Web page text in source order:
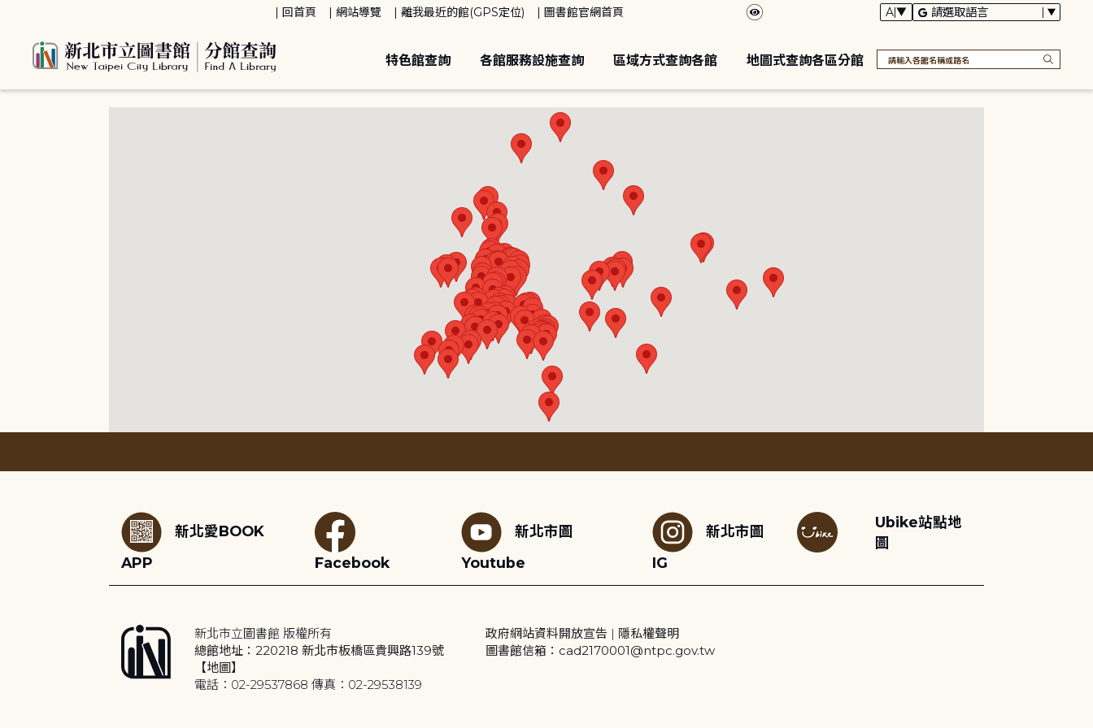
回首頁 網站導覽 離我最近的館(GPS定位) 圖書館官網首頁
特色館查詢 各館服務設施查詢 區域方式查詢各館 地圖式查詢各區分館
新北愛BOOK
APP
Facebook
新北市圖
Youtube
新北市圖
IG
Ubike站點地
圖
新北市立圖書館 版權所有
總館地址：220218 新北市板橋區貴興路139號
【地圖】
電話：02-29537868 傳真：02-29538139
政府網站資料開放宣告 | 隱私權聲明
圖書館信箱：cad2170001@ntpc.gov.tw